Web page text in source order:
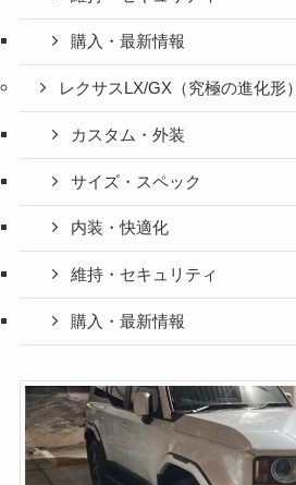
購入・最新情報
レクサスLX/GX（究極の進化形）
カスタム・外装
サイズ・スペック
内装・快適化
維持・セキュリティ
購入・最新情報